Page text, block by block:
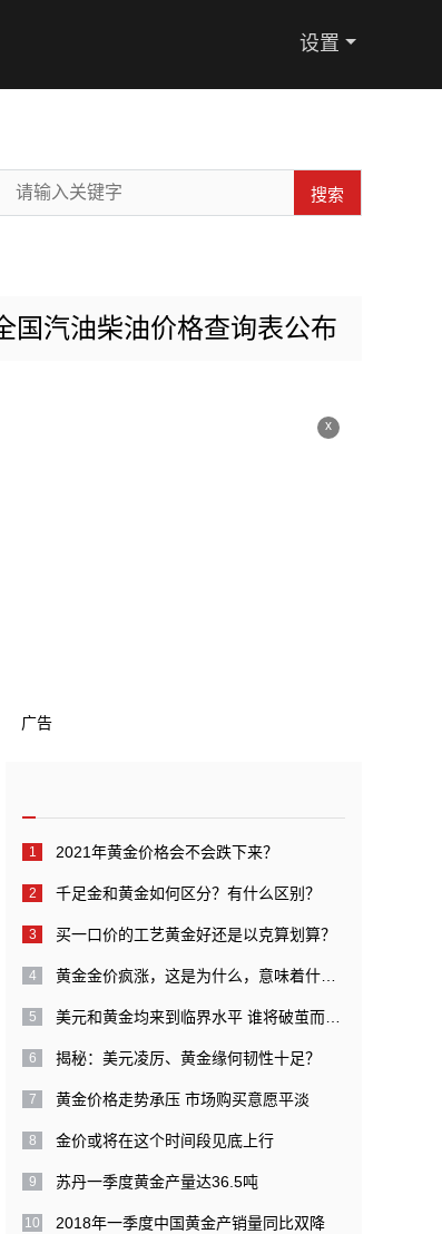
设置
搜索
国汽油柴油价格查询表公布
x
广告
2021年黄金价格会不会跌下来？
千足金和黄金如何区分？有什么区别？
买一口价的工艺黄金好还是以克算划算？
揭秘：美元凌厉、黄金缘何韧性十足？
黄金价格走势承压 市场购买意愿平淡
金价或将在这个时间段见底上行
苏丹一季度黄金产量达36.5吨
2018年一季度中国黄金产销量同比双降